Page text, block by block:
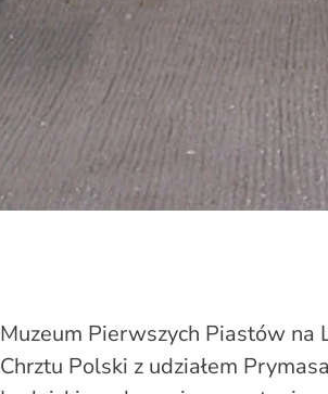
Muzeum Pierwszych Piastów na
Chrztu Polski z udziałem